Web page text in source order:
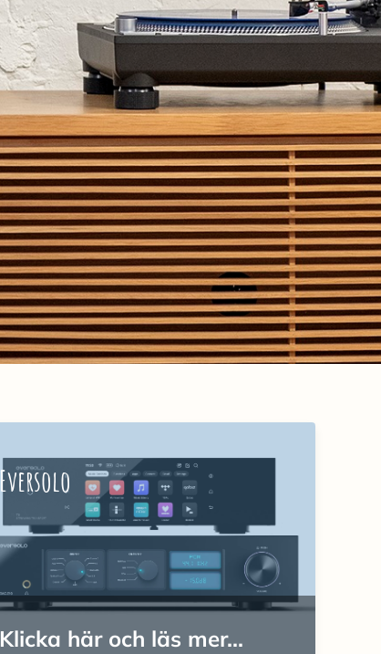
Eversolo
Klicka här och läs mer...